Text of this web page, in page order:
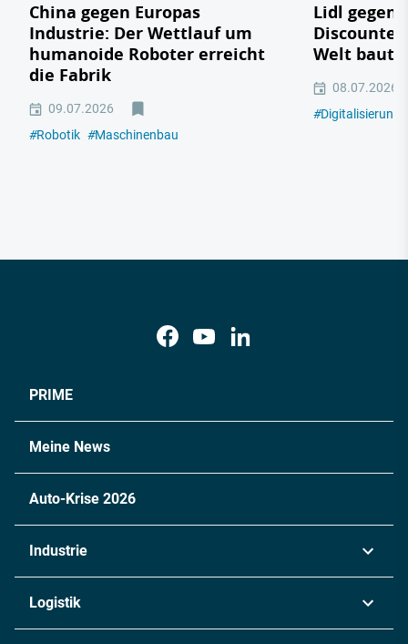
China gegen Europas
Industrie: Der Wettlauf um
humanoide Roboter erreicht
die Fabrik
09.07.2026
#Robotik #Maschinenbau
Lidl gegen
Discounter
Welt baut
08.07.2026
#Digitalisierung
PRIME
Meine News
Auto-Krise 2026
Industrie
Logistik